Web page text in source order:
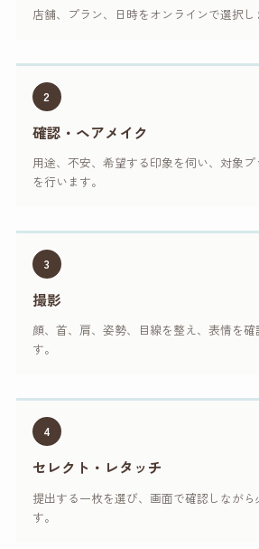
店舗、プラン、日時をオンラインで選択し
2
確認・ヘアメイク
用途、不安、希望する印象を伺い、対象
を行います。
3
撮影
顔、首、肩、姿勢、目線を整え、表情を確
す。
4
セレクト・レタッチ
提出する一枚を選び、画面で確認しながら
す。